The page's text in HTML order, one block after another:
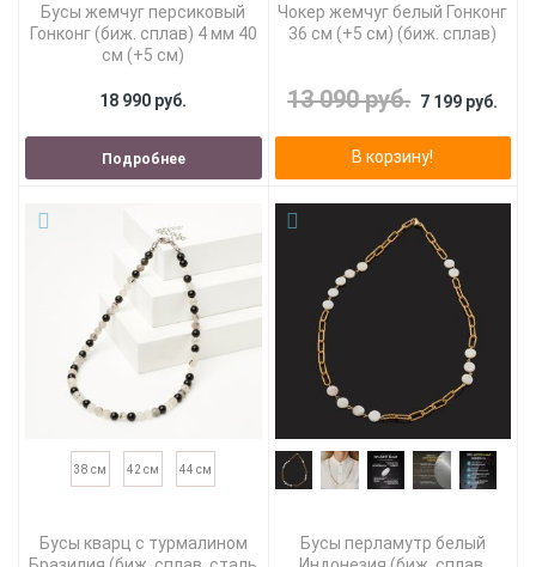
Бусы жемчуг персиковый
Гонконг (биж. сплав) 4 мм 40
см (+5 см)
18 990 руб.
Подробнее
Чокер жемчуг белый Гонконг
36 см (+5 см) (биж. сплав)
13 090 руб. 7 199 руб.
В корзину!
38 см 42 см 44 см
Бусы кварц с турмалином
Бусы перламутр белый